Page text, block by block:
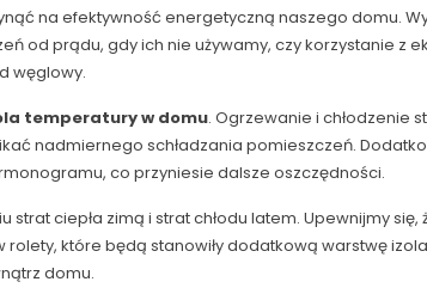
na efektywność energetyczną naszego domu.
od prądu, gdy ich nie używamy, czy korzystanie z
węglowy.
temperatury w domu. Ogrzewanie i chłodzenie
nadmiernego schładzania pomieszczeń.
co przyniesie dalsze oszczędności.
ciepła zimą i strat chłodu latem. Upewnijmy się,
które będą stanowiły dodatkową warstwę
domu.